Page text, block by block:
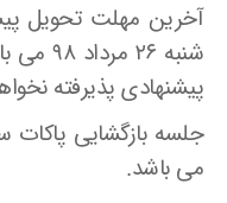
آخرین مهلت تحویل
شنبه
پیشنهادی پذیرفته
می باشد.